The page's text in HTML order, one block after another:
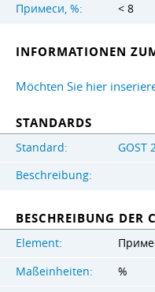
Примеси, %:
< 8
INFORMATIONEN
Möchten Sie hier
STANDARDS
Standard:
GOST
Beschreibung:
BESCHREIBUNG DER
Element:
Maßeinheiten:
%